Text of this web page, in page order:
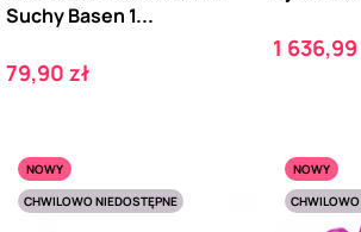
Suchy Basen 1...
Cena
79,90 zł
Cena
1 636,99
NOWY
CHWILOWO NIEDOSTĘPNE
NOWY